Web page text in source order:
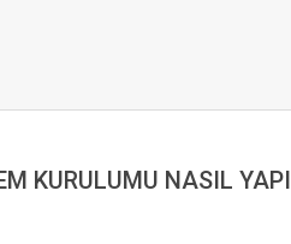
KURULUMU NASIL